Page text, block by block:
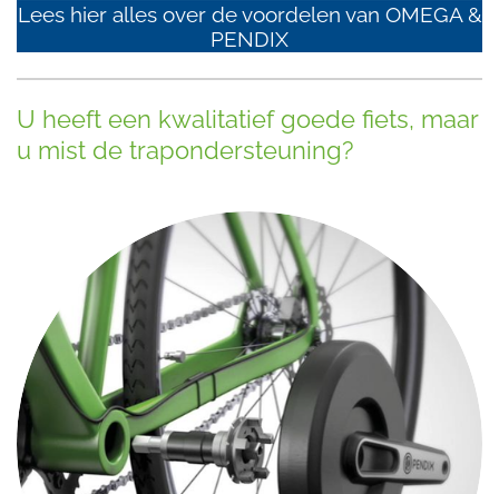
Lees hier alles over de voordelen van OMEGA &
PENDIX
U heeft een kwalitatief goede fiets, maar
u mist de trapondersteuning?